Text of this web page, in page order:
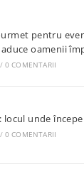
pentru
oamenii
/ 0 COMENTARII
locul unde
/ 0 COMENTARII